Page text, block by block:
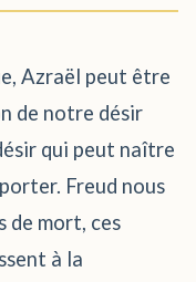
Azraël peut être
de notre désir
qui peut naître
Freud nous
de mort, ces
à la